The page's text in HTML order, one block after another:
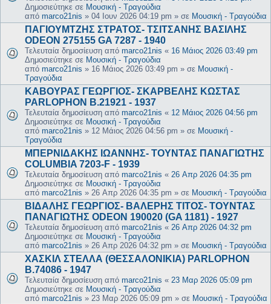
Δημοσιεύτηκε σε Μουσική - Τραγούδια
από marco21nis » 04 Ιουν 2026 04:19 pm » σε Μουσική - Τραγούδια
ΠΑΓΙΟΥΜΤΖΗΣ ΣΤΡΑΤΟΣ- ΤΣΙΤΣΑΝΗΣ ΒΑΣΙΛΗΣ
ODEON 275155 GA 7287 - 1940
Τελευταία δημοσίευση από marco21nis « 16 Μάιος 2026 03:49 pm
Δημοσιεύτηκε σε Μουσική - Τραγούδια
από marco21nis » 16 Μάιος 2026 03:49 pm » σε Μουσική -
Τραγούδια
ΚΑΒΟΥΡΑΣ ΓΕΩΡΓΙΟΣ- ΣΚΑΡΒΕΛΗΣ ΚΩΣΤΑΣ
PARLOPHON B.21921 - 1937
Τελευταία δημοσίευση από marco21nis « 12 Μάιος 2026 04:56 pm
Δημοσιεύτηκε σε Μουσική - Τραγούδια
από marco21nis » 12 Μάιος 2026 04:56 pm » σε Μουσική -
Τραγούδια
ΜΠΕΡΝΙΔΑΚΗΣ ΙΩΑΝΝΗΣ- ΤΟΥΝΤΑΣ ΠΑΝΑΓΙΩΤΗΣ
COLUMBIA 7203-F - 1939
Τελευταία δημοσίευση από marco21nis « 26 Απρ 2026 04:35 pm
Δημοσιεύτηκε σε Μουσική - Τραγούδια
από marco21nis » 26 Απρ 2026 04:35 pm » σε Μουσική - Τραγούδια
ΒΙΔΑΛΗΣ ΓΕΩΡΓΙΟΣ- ΒΑΛΕΡΗΣ ΤΙΤΟΣ- ΤΟΥΝΤΑΣ
ΠΑΝΑΓΙΩΤΗΣ ODEON 190020 (GA 1181) - 1927
Τελευταία δημοσίευση από marco21nis « 26 Απρ 2026 04:32 pm
Δημοσιεύτηκε σε Μουσική - Τραγούδια
από marco21nis » 26 Απρ 2026 04:32 pm » σε Μουσική - Τραγούδια
ΧΑΣΚΙΛ ΣΤΕΛΛΑ (ΘΕΣΣΑΛΟΝΙΚΙΑ) PARLOPHON
B.74086 - 1947
Τελευταία δημοσίευση από marco21nis « 23 Μαρ 2026 05:09 pm
Δημοσιεύτηκε σε Μουσική - Τραγούδια
από marco21nis » 23 Μαρ 2026 05:09 pm » σε Μουσική - Τραγούδια